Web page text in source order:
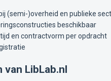
(semi-)overheid en publieke
beschikbaar
en contractvorm per opdracht
LibLab.nl